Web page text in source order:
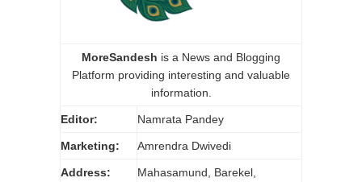
MoreSandesh is a News and Blogging
Platform providing interesting and valuable
information.
Editor: Namrata Pandey
Marketing: Amrendra Dwivedi
Address:
Mahasamund, Barekel,